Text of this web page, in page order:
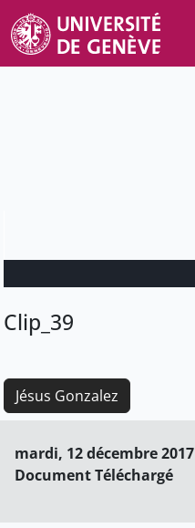
Clip_39
Jésus Gonzalez
mardi, 12 décembre 2017
Document Téléchargé